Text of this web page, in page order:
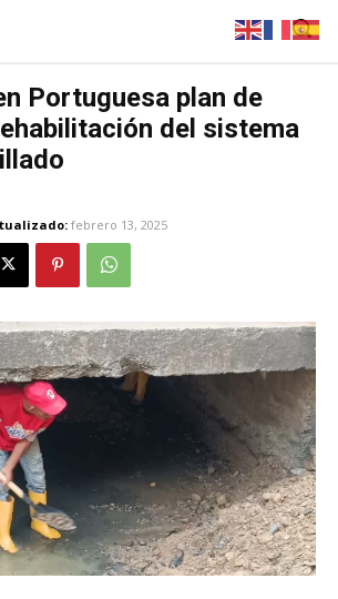
Portuguesa plan de
del sistema
febrero 13, 2025